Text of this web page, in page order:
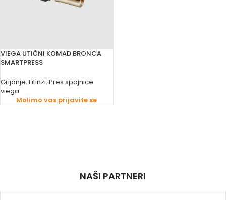
VIEGA UTIČNI KOMAD BRONCA
SMARTPRESS
Grijanje, Fitinzi, Pres spojnice
viega
Molimo vas prijavite se
NAŠI PARTNERI